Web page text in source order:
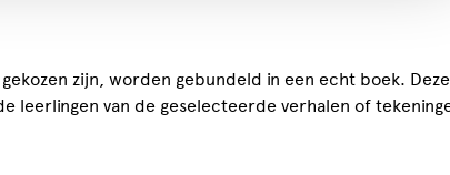
zijn, worden gebundeld in een echt boek. Deze
leerlingen van de geselecteerde verhalen of